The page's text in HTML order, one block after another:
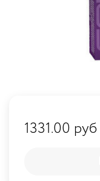
1331.00 руб